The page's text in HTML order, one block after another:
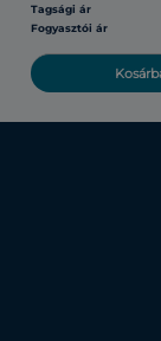
Tagsági ár
Fogyasztói ár